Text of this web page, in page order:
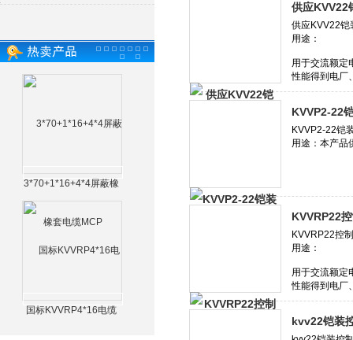
3*70+1*16+4*4屏蔽橡
国标KVVRP4*16电缆
供应KVV22
KVVP2-22
KVVRP22
kvv22铠装